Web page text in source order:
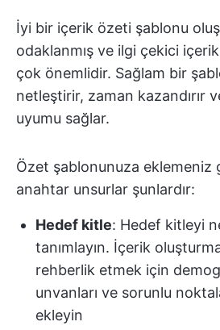
İyi bir içerik özeti şablonu
odaklanmış ve ilgi çekici
çok önemlidir. Sağlam bir
netleştirir, zaman kazandırır
uyumu sağlar.
Özet şablonunuza eklemeniz
anahtar unsurlar şunlardır:
Hedef kitle: Hedef kitleyi
tanımlayın. İçerik
rehberlik etmek için
unvanları ve sorunlu
ekleyin